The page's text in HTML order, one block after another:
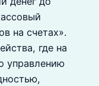
на счетах».
где на
управлению